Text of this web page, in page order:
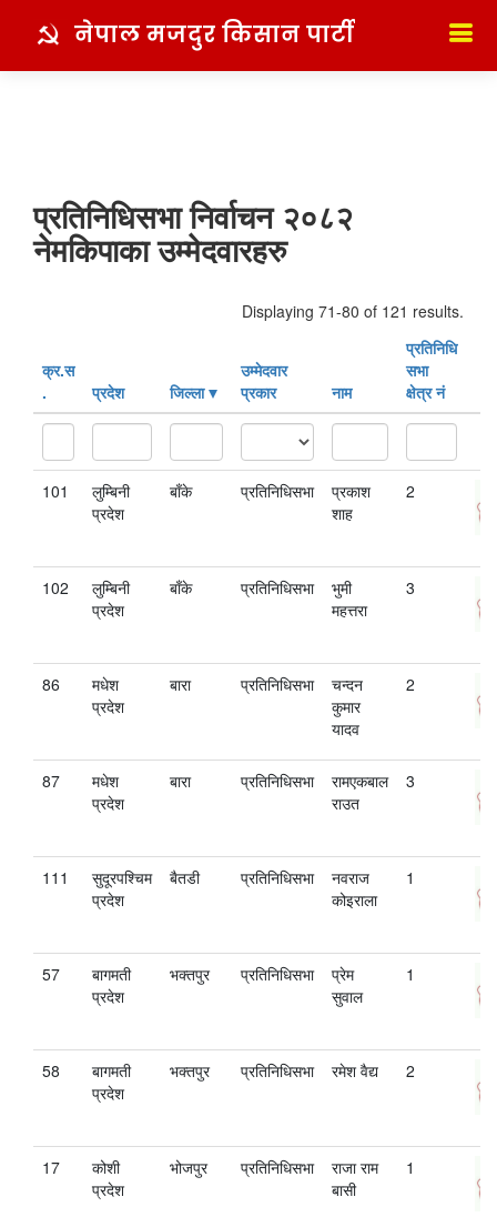
नेपाल मजदुर किसान पार्टी
प्रतिनिधिसभा निर्वाचन २०८२
नेमकिपाका उम्मेदवारहरु
Displaying 71-80 of 121 results.
क्र‍.स‌
.
प्रदेश जिल्ला
उम्मेदवार
प्रकार
नाम
प्रतिनिधि
सभा
क्षेत्र नं
101
लुम्बिनी
प्रदेश
बाँके प्रतिनिधिसभा
प्रकाश
शाह
2
102
लुम्बिनी
प्रदेश
बाँके प्रतिनिधिसभा
भुमी
महत्तरा
3
86
मधेश
प्रदेश
बारा प्रतिनिधिसभा
चन्दन
कुमार
यादव
2
87
मधेश
प्रदेश
बारा प्रतिनिधिसभा
रामएकबाल
राउत
3
111
सुदूरपश्चिम
प्रदेश
बैतडी प्रतिनिधिसभा
नवराज
कोइराला
1
57
बागमती
प्रदेश
भक्तपुर प्रतिनिधिसभा
प्रेम
सुवाल
1
58
बागमती
प्रदेश
भक्तपुर प्रतिनिधिसभा रमेश व‌ैद्य 2
17
कोशी
प्रदेश
भोजपुर प्रतिनिधिसभा
राजा राम
बासी
1